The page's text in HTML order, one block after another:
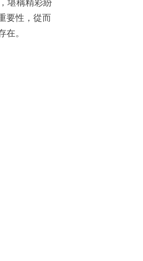
要性，從而
。